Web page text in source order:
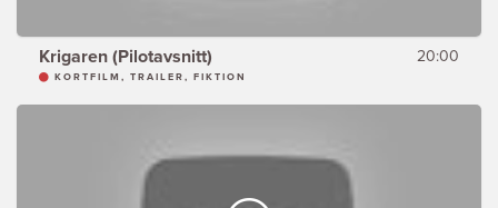
Krigaren (Pilotavsnitt) 20:00
KORTFILM, TRAILER, FIKTION